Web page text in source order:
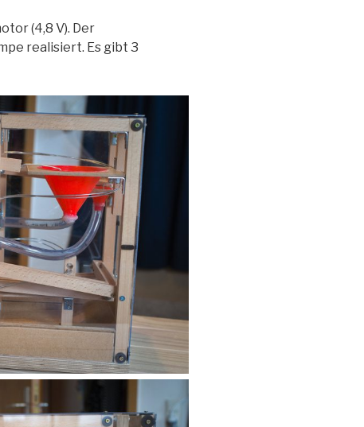
(4,8 V). Der
realisiert. Es gibt 3